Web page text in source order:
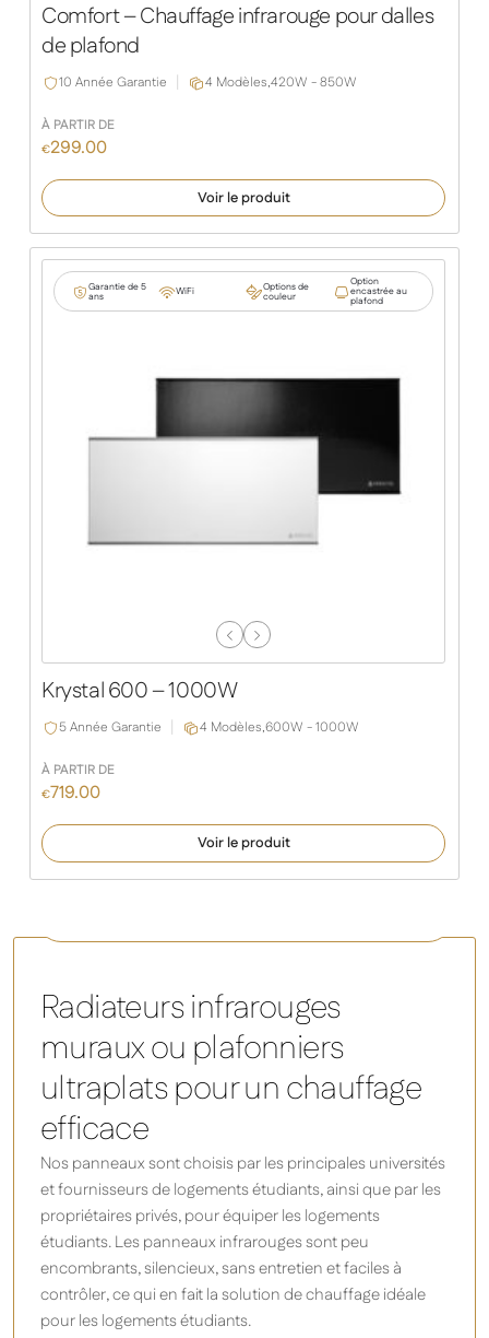
Comfort – Chauffage infrarouge pour dalles
de plafond
10 Année Garantie 4 Modèles,420W - 850W
À PARTIR DE
€299.00
Voir le produit
Garantie de 5
ans WiFi Options de
couleur
Option
encastrée au
plafond
Previous
Next
Krystal 600 – 1000W
5 Année Garantie 4 Modèles,600W - 1000W
À PARTIR DE
€719.00
Voir le produit
Radiateurs infrarouges
muraux ou plafonniers
ultraplats pour un chauffage
efficace
Nos panneaux sont choisis par les principales universités
et fournisseurs de logements étudiants, ainsi que par les
propriétaires privés, pour équiper les logements
étudiants. Les panneaux infrarouges sont peu
encombrants, silencieux, sans entretien et faciles à
contrôler, ce qui en fait la solution de chauffage idéale
pour les logements étudiants.